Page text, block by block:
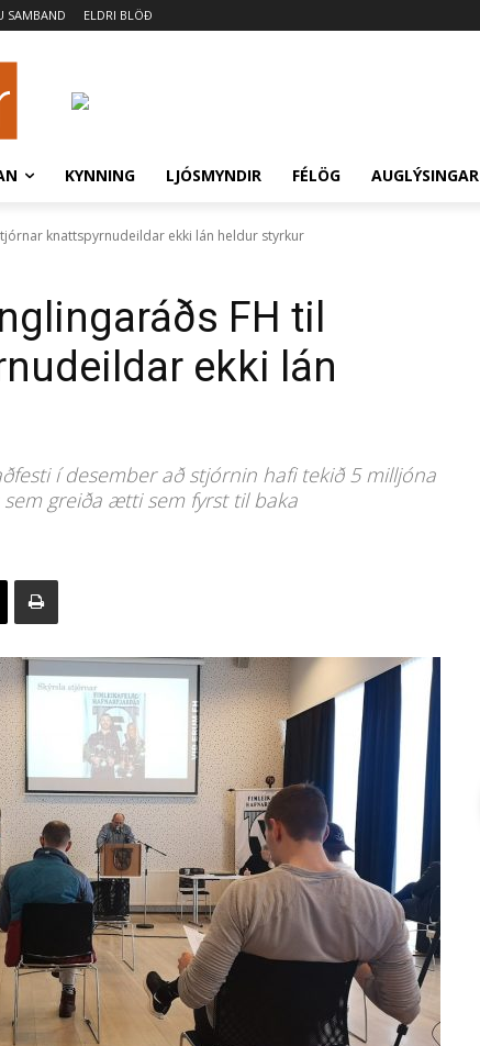
SAMBAND ELDRI BLÖÐ
KYNNING LJÓSMYNDIR FÉLÖG AUGLÝSINGAR
knattspyrnudeildar ekki lán heldur styrkur
FH til
ekki lán
í desember að stjórnin hafi tekið 5 milljóna
greiða ætti sem fyrst til baka